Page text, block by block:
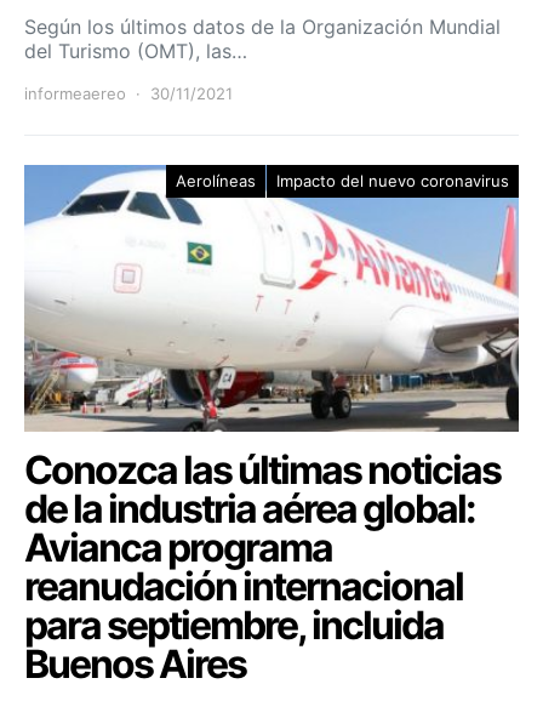
Según los últimos datos de la Organización Mundial
del Turismo (OMT), las…
informeaereo 30/11/2021
Aerolíneas Impacto del nuevo coronavirus
Conozca las últimas noticias
de la industria aérea global:
Avianca programa
reanudación internacional
para septiembre, incluida
Buenos Aires